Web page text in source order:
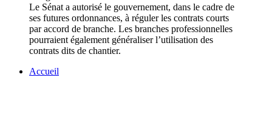
Le Sénat a autorisé le gouvernement, dans le cadre de
ses futures ordonnances, à réguler les contrats courts
par accord de branche. Les branches professionnelles
pourraient également généraliser l’utilisation des
contrats dits de chantier.
Accueil